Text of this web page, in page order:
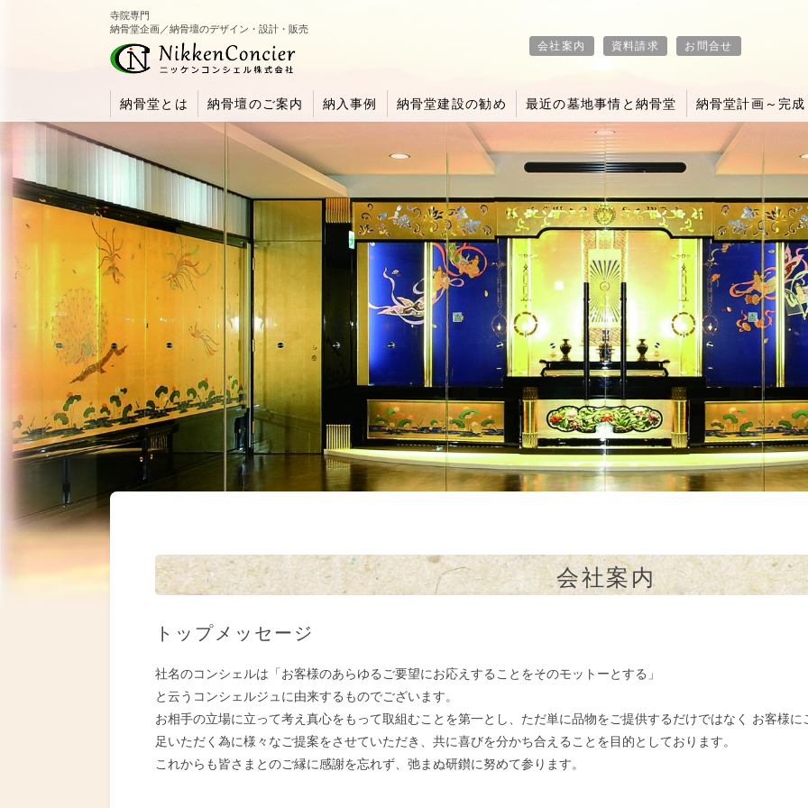
寺院専門
納骨堂企画／納骨壇のデザイン・設計・販売
会社案内 資料請求 お問合せ
納骨堂とは 納骨壇のご案内 納入事例 納骨堂建設の勧め 最近の墓地事情と納骨堂 納骨堂計画～完成
会社案内
トップメッセージ
社名のコンシェルは「お客様のあらゆるご要望にお応えすることをそのモットーとする」
と云うコンシェルジュに由来するものでございます。
お相手の立場に立って考え真心をもって取組むことを第一とし、ただ単に品物をご提供するだけではなく お客様に
足いただく為に様々なご提案をさせていただき、共に喜びを分かち合えることを目的としております。
これからも皆さまとのご縁に感謝を忘れず、弛まぬ研鑚に努めて参ります。